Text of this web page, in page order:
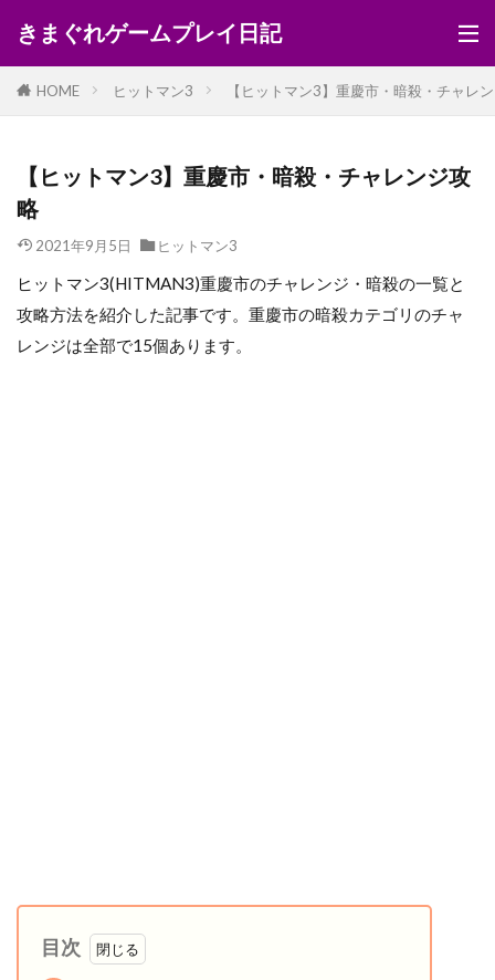
きまぐれゲームプレイ日記
HOME ヒットマン3 【ヒットマン3】重慶市・暗殺・チャレ
【ヒットマン3】重慶市・暗殺・チャレンジ攻
略
2021年9月5日 ヒットマン3
ヒットマン3(HITMAN3)重慶市のチャレンジ・暗殺の一覧と
攻略方法を紹介した記事です。重慶市の暗殺カテゴリのチャ
レンジは全部で15個あります。
目次